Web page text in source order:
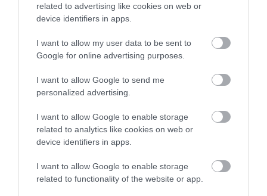
related to advertising like cookies on web or
device identifiers in apps.
I want to allow my user data to be sent to
Google for online advertising purposes.
I want to allow Google to send me
personalized advertising.
I want to allow Google to enable storage
related to analytics like cookies on web or
device identifiers in apps.
I want to allow Google to enable storage
related to functionality of the website or app.
7 h 34 min